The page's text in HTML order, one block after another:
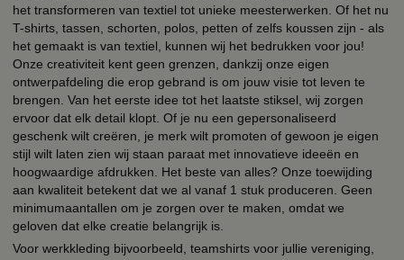
het transformeren van textiel tot unieke meesterwerken. Of het nu
T-shirts, tassen, schorten, polos, petten of zelfs koussen zijn - als
het gemaakt is van textiel, kunnen wij het bedrukken voor jou!
Onze creativiteit kent geen grenzen, dankzij onze eigen
ontwerpafdeling die erop gebrand is om jouw visie tot leven te
brengen. Van het eerste idee tot het laatste stiksel, wij zorgen
ervoor dat elk detail klopt. Of je nu een gepersonaliseerd
geschenk wilt creëren, je merk wilt promoten of gewoon je eigen
stijl wilt laten zien wij staan paraat met innovatieve ideeën en
hoogwaardige afdrukken. Het beste van alles? Onze toewijding
aan kwaliteit betekent dat we al vanaf 1 stuk produceren. Geen
minimumaantallen om je zorgen over te maken, omdat we
geloven dat elke creatie belangrijk is.
Voor werkkleding bijvoorbeeld, teamshirts voor jullie vereniging,